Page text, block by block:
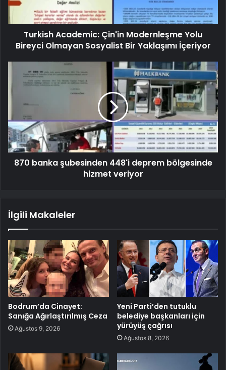
Turkish Academic: Çin'in Modernleşme Yolu
Bireyci Olmayan Sosyalist Bir Yaklaşımı İçeriyor
870 banka şubesinden 448'i deprem bölgesinde
hizmet veriyor
İlgili Makaleler
Bodrum’da Cinayet:
Sanığa Ağırlaştırılmış Ceza
Ağustos 9, 2026
Yeni Parti’den tutuklu
belediye başkanları için
yürüyüş çağrısı
Ağustos 8, 2026